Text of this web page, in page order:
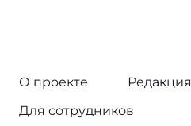
О проекте
Редакция
Для сотрудников